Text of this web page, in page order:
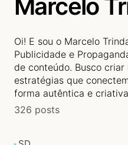
Marcelo
Oi! E sou o Marcelo
Publicidade e
de conteúdo. Busco
estratégias que
forma autêntica e
326 posts